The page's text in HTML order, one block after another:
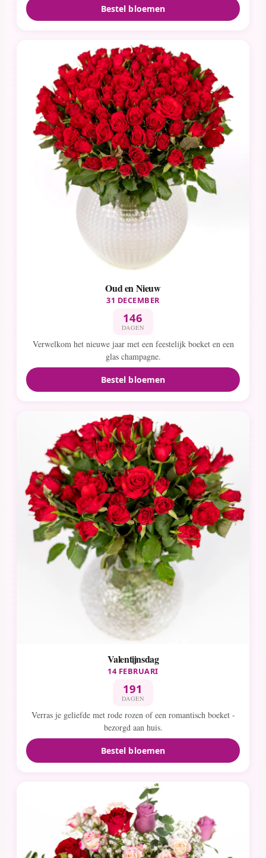
Bestel bloemen
Oud en Nieuw
31 DECEMBER
146
DAGEN
Verwelkom het nieuwe jaar met een feestelijk boeket en een
glas champagne.
Bestel bloemen
Valentijnsdag
14 FEBRUARI
191
DAGEN
Verras je geliefde met rode rozen of een romantisch boeket -
bezorgd aan huis.
Bestel bloemen